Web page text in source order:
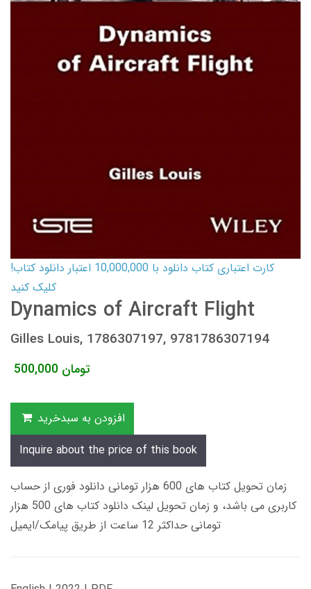
کارت اعتباری کتاب دانلود با 10,000,000 اعتبار دانلود کتاب!
کلیک کنید
Dynamics of Aircraft Flight
Gilles Louis, 1786307197, 9781786307194
500,000 تومان
افزودن به سبدخرید
Inquire about the price of this book
زمان تحویل کتاب های 600 هزار تومانی دانلود فوری از حساب
کاربری می باشد، و زمان تحویل لینک دانلود کتاب های 500 هزار
تومانی حداکثر 12 ساعت از طریق پیامک/ایمیل